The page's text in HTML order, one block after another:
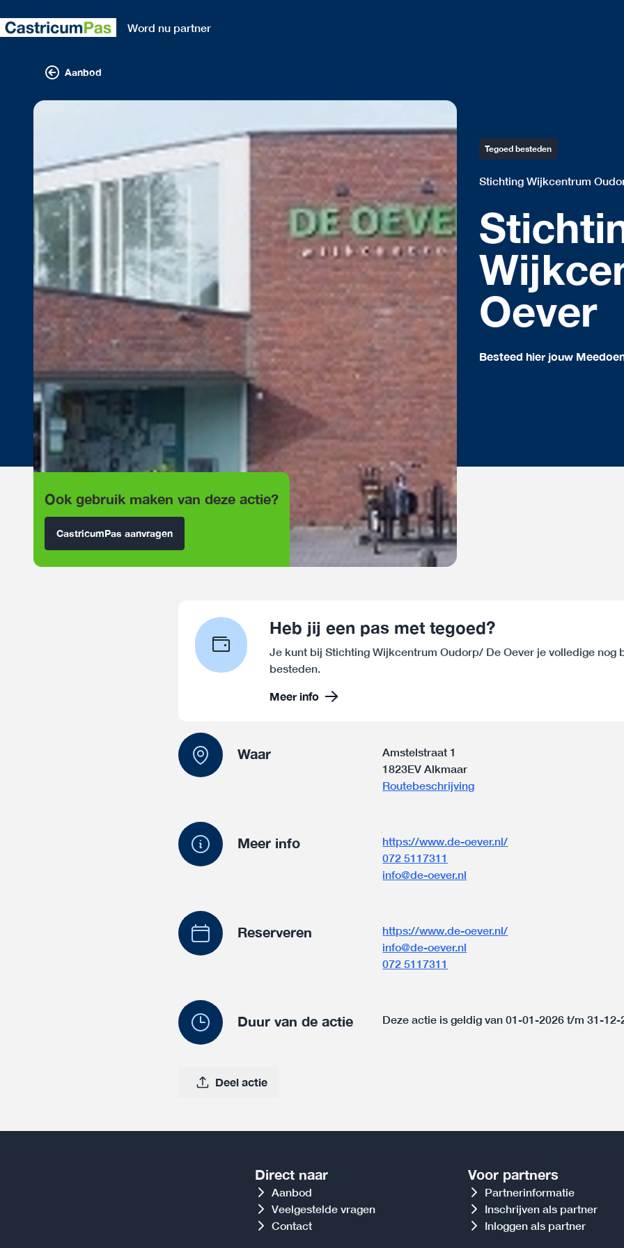
Word nu partner
Aanbod
Tegoed besteden
Stichting Wijkcentrum
Oever
Besteed hier jouw
Ook gebruik maken van deze actie?
CastricumPas aanvragen
Heb jij een pas met tegoed?
Je kunt bij Stichting Wijkcentrum Oudorp/ De Oever je volledige nog
besteden.
Meer info
Waar
Amstelstraat 1
1823EV Alkmaar
Routebeschrijving
Meer info
https://www.de-oever.nl/
072 5117311
info@de-oever.nl
Reserveren
https://www.de-oever.nl/
info@de-oever.nl
072 5117311
Duur van de actie Deze actie is geldig van 01-01-2026 t/m 31-12-
Deel actie
Direct naar
Aanbod
Veelgestelde vragen
Contact
Voor partners
Partnerinformatie
Inschrijven als partner
Inloggen als partner